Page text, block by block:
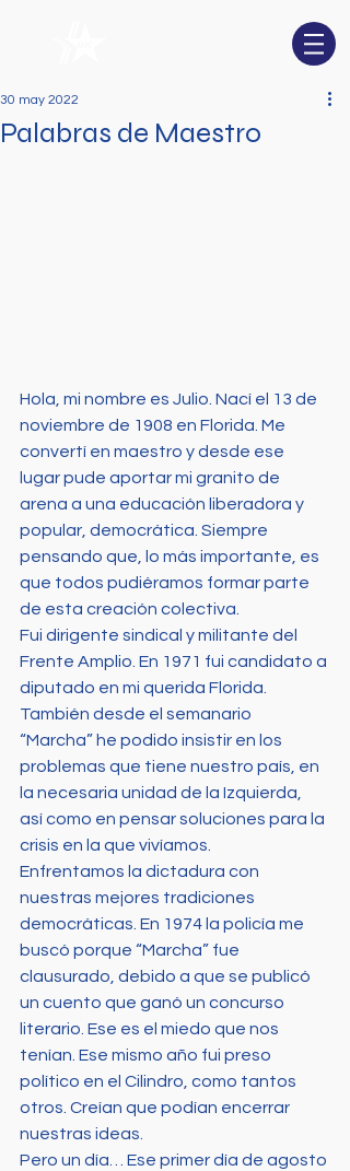
Palabras de Maestro
30 may 2022
Hola, mi nombre es Julio. Nací el 13 de
noviembre de 1908 en Florida. Me
convertí en maestro y desde ese
lugar pude aportar mi granito de
arena a una educación liberadora y
popular, democrática. Siempre
pensando que, lo más importante, es
que todos pudiéramos formar parte
de esta creación colectiva.
Fui dirigente sindical y militante del
Frente Amplio. En 1971 fui candidato a
diputado en mi querida Florida.
También desde el semanario
“Marcha” he podido insistir en los
problemas que tiene nuestro país, en
la necesaria unidad de la Izquierda,
así como en pensar soluciones para la
crisis en la que vivíamos.
Enfrentamos la dictadura con
nuestras mejores tradiciones
democráticas. En 1974 la policía me
buscó porque “Marcha” fue
clausurado, debido a que se publicó
un cuento que ganó un concurso
literario. Ese es el miedo que nos
tenían. Ese mismo año fui preso
político en el Cilindro, como tantos
otros. Creían que podían encerrar
nuestras ideas.
Pero un día… Ese primer día de agosto